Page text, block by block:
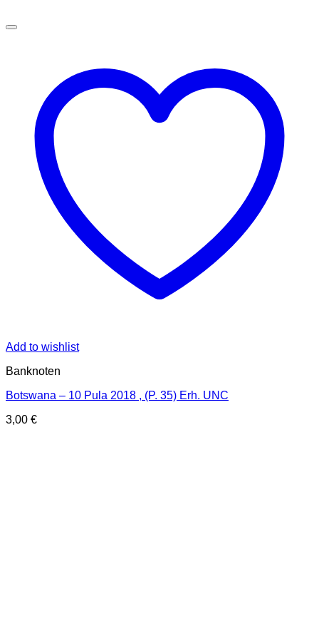
Add to wishlist
Banknoten
Botswana – 10 Pula 2018 , (P. 35) Erh. UNC
3,00 €